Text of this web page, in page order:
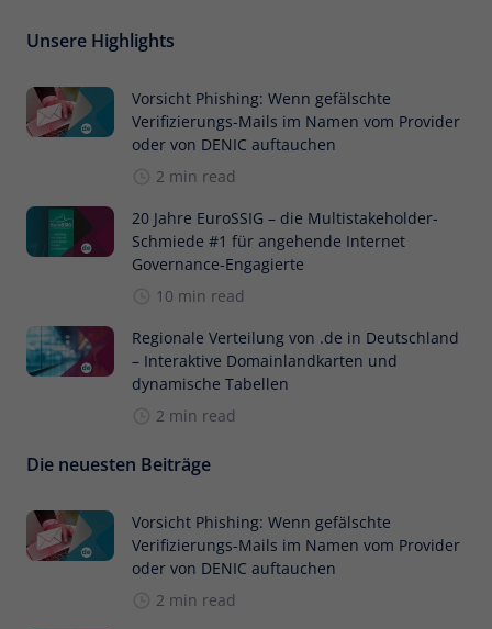
Unsere Highlights
Vorsicht Phishing: Wenn gefälschte
Verifizierungs-Mails im Namen vom Provider
oder von DENIC auftauchen
2 min read
20 Jahre EuroSSIG – die Multistakeholder-
Schmiede #1 für angehende Internet
Governance-Engagierte
10 min read
Regionale Verteilung von .de in Deutschland
– Interaktive Domainlandkarten und
dynamische Tabellen
2 min read
Die neuesten Beiträge
Vorsicht Phishing: Wenn gefälschte
Verifizierungs-Mails im Namen vom Provider
oder von DENIC auftauchen
2 min read